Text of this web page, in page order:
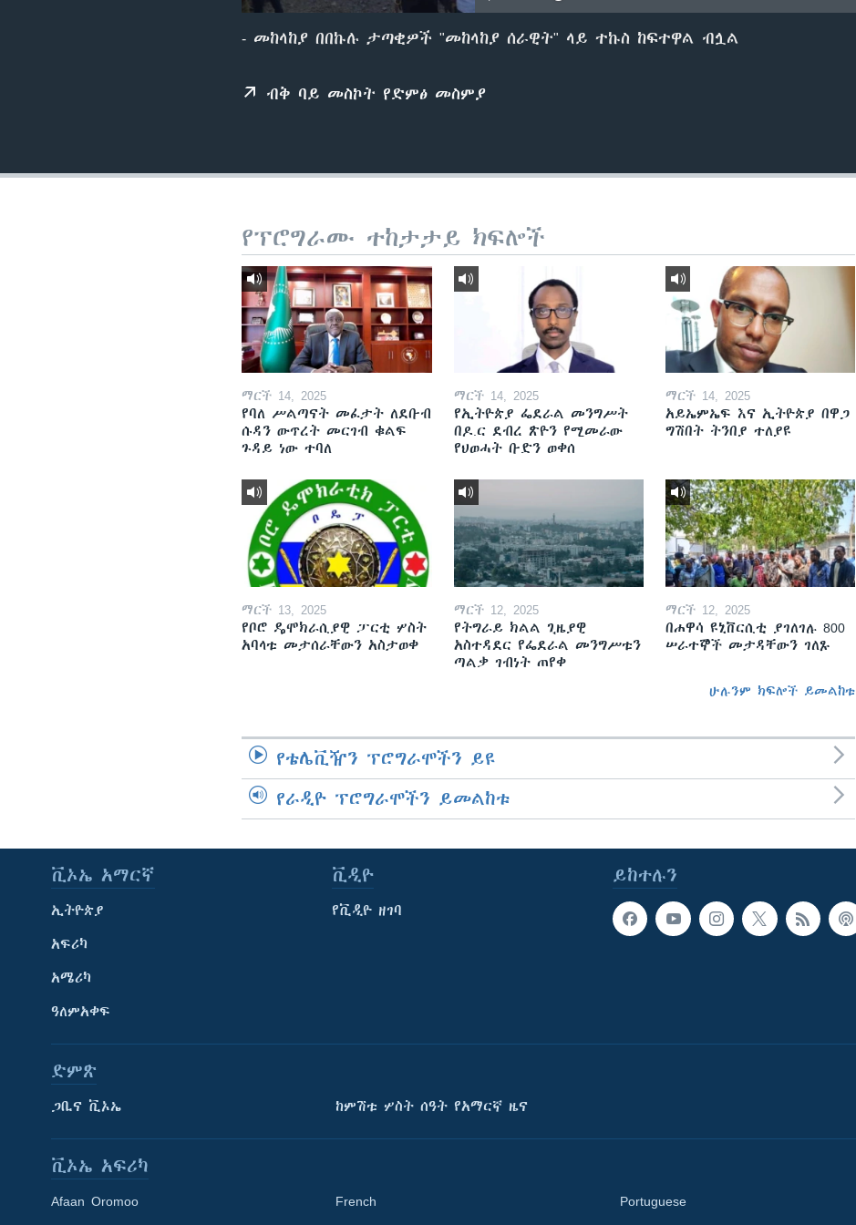
- መከላከያ በበኩሉ ታጣቂዎች "መከላከያ ሰራዊት" ላይ ተኩስ ከፍተዋል ብሏል
ብቅ ባይ መስኮት የድምፅ መስምያ
የፕሮግራሙ ተከታታይ ክፍሎች
ማርች 14, 2025
የባለ ሥልጣናት መፈታት ለደቡብ
ሱዳን ውጥረት መርገብ ቁልፍ
ጉዳይ ነው ተባለ
ማርች 14, 2025
የኢትዮጵያ ፌደራል መንግሥት
በዶ.ር ደብረ ጽዮን የሚመራው
የህወሓት ቡድን ወቀሰ
ማርች 14, 2025
አይኤምኤፍ እና ኢትዮጵያ በዋጋ
ግሽበት ትንበያ ተለያዩ
ማርች 13, 2025
የቦሮ ዴሞክራሲያዊ ፓርቲ ሦስት
አባላቱ መታሰራቸውን አስታወቀ
ማርች 12, 2025
የትግራይ ክልል ጊዜያዊ
አስተዳደር የፌደራል መንግሥቱን
ጣልቃ ገብነት ጠየቀ
ማርች 12, 2025
በሐዋሳ ዩኒቨርሲቲ ያገለገሉ 800
ሠራተኞች መታዳቸውን ገለጹ
ሁሉንም ክፍሎች ይመልከቱ
የቴሌቪዥን ፕሮግራሞችን ይዩ
የራዲዮ ፕሮግራሞችን ይመልከቱ
ይከተሉን
ቪኦኤ አማርኛ
ኢትዮጵያ
አፍሪካ
አሜሪካ
ዓለምአቀፍ
ቪዲዮ
የቪዲዮ ዘገባ
ድምጽ
ጋቢና ቪኦኤ ከምሽቱ ሦስት ሰዓት የአማርኛ ዜና
ቪኦኤ አፍሪካ
Afaan Oromoo French Portuguese